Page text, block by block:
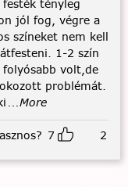
tényleg
jól fog, végre a
színeket nem kell
1-2 szín
folyósabb volt,de
problémát.
...More
7 2